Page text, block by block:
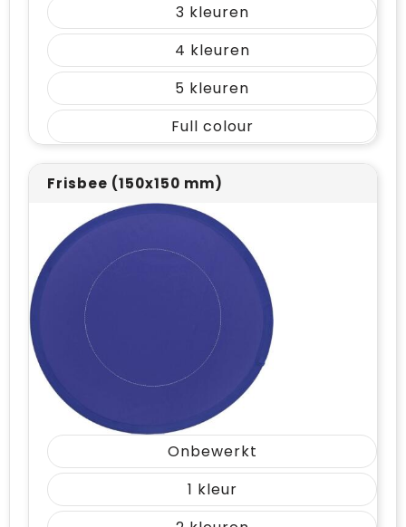
3
4
5
Full colour
Frisbee (150x150 mm)
Onbewerkt
1